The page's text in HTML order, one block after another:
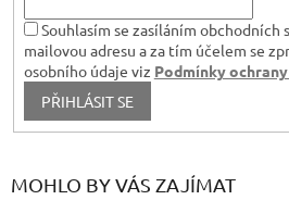
Souhlasím se zasíláním obchodních
mailovou adresu a za tím účelem se
osobního údaje viz Podmínky
PŘIHLÁSIT SE
MOHLO BY VÁS ZAJÍMAT